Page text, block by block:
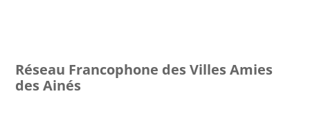
Réseau Francophone des Villes Amies
des Ainés